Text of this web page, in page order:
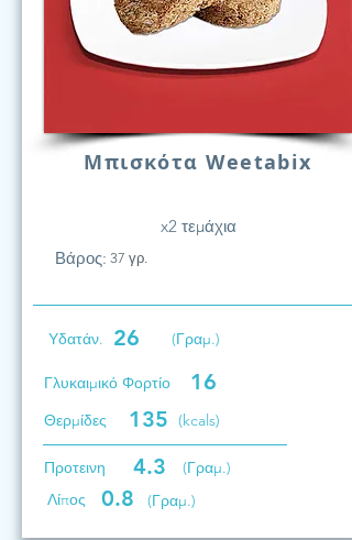
Μπισκότα Weetabix
x2 τεμάχια
Βάρος: 37 γρ.
Υδατάν. 26 (Γραμ.)
Γλυκαιμικό Φορτίο 16
Θερμίδες 135 (kcals)
Προτεινη 4.3
(Γραμ.)
Λίπος
0.8 (Γραμ.)